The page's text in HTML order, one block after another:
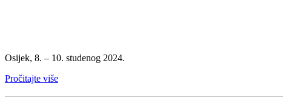
Osijek, 8. – 10. studenog 2024.
Pročitajte više